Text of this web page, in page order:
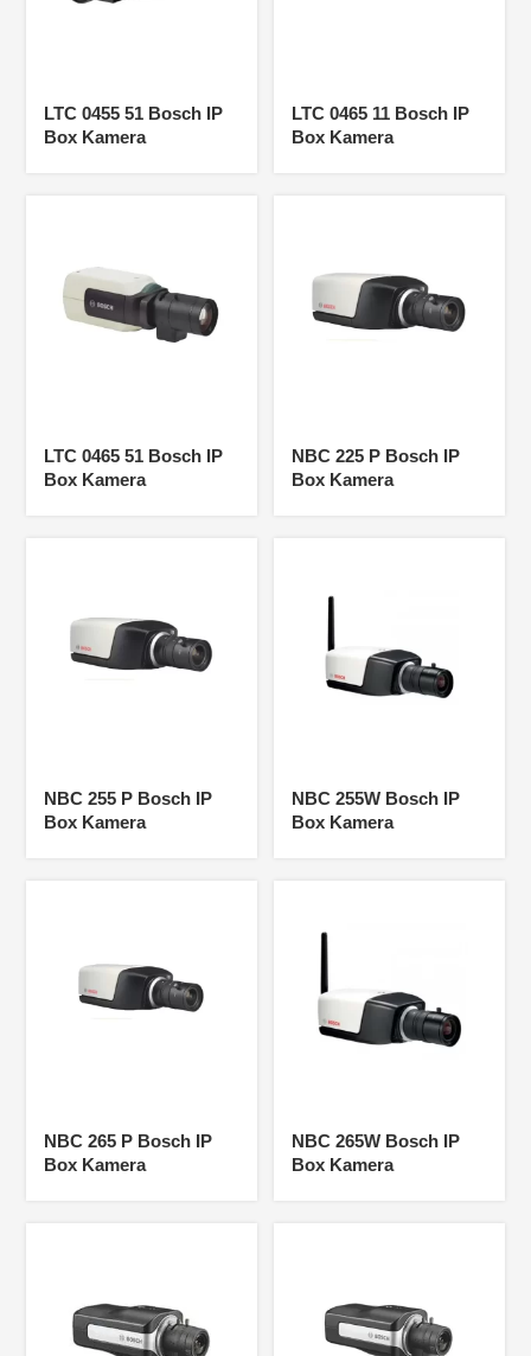
LTC 0455 51 Bosch IP
Box Kamera
LTC 0465 11 Bosch IP
Box Kamera
LTC 0465 51 Bosch IP
Box Kamera
NBC 225 P Bosch IP
Box Kamera
NBC 255 P Bosch IP
Box Kamera
NBC 255W Bosch IP
Box Kamera
NBC 265 P Bosch IP
Box Kamera
NBC 265W Bosch IP
Box Kamera